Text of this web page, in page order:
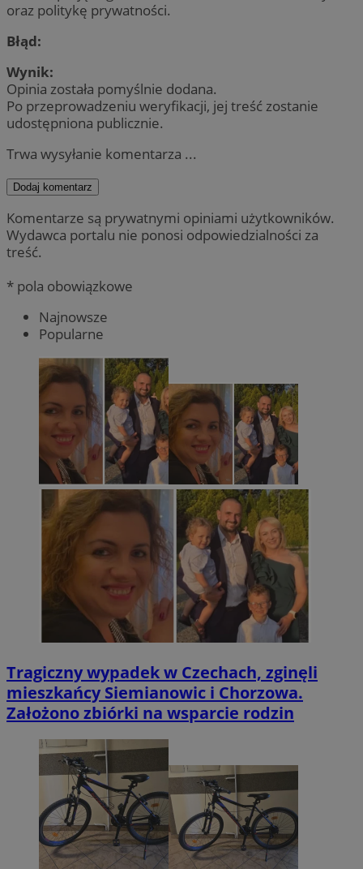
oraz politykę prywatności.
Błąd:
Wynik:
Opinia została pomyślnie dodana.
Po przeprowadzeniu weryfikacji, jej treść zostanie
udostępniona publicznie.
Trwa wysyłanie komentarza ...
Dodaj komentarz
Komentarze są prywatnymi opiniami użytkowników.
Wydawca portalu nie ponosi odpowiedzialności za
treść.
* pola obowiązkowe
Najnowsze
Popularne
Tragiczny wypadek w Czechach, zginęli
mieszkańcy Siemianowic i Chorzowa.
Założono zbiórki na wsparcie rodzin